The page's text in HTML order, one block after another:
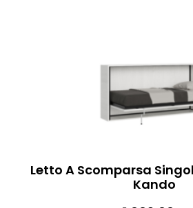
Letto A Scomparsa
Kando